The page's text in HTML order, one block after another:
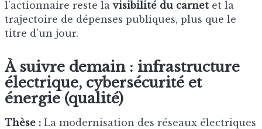
l’actionnaire reste lavisibilité du carnet et la
trajectoire de dépenses publiques, plus que le
titre d’un jour.
À suivre demain : infrastructure
électrique, cybersécurité et
énergie (qualité)
Thèse : La modernisation des réseaux électriques